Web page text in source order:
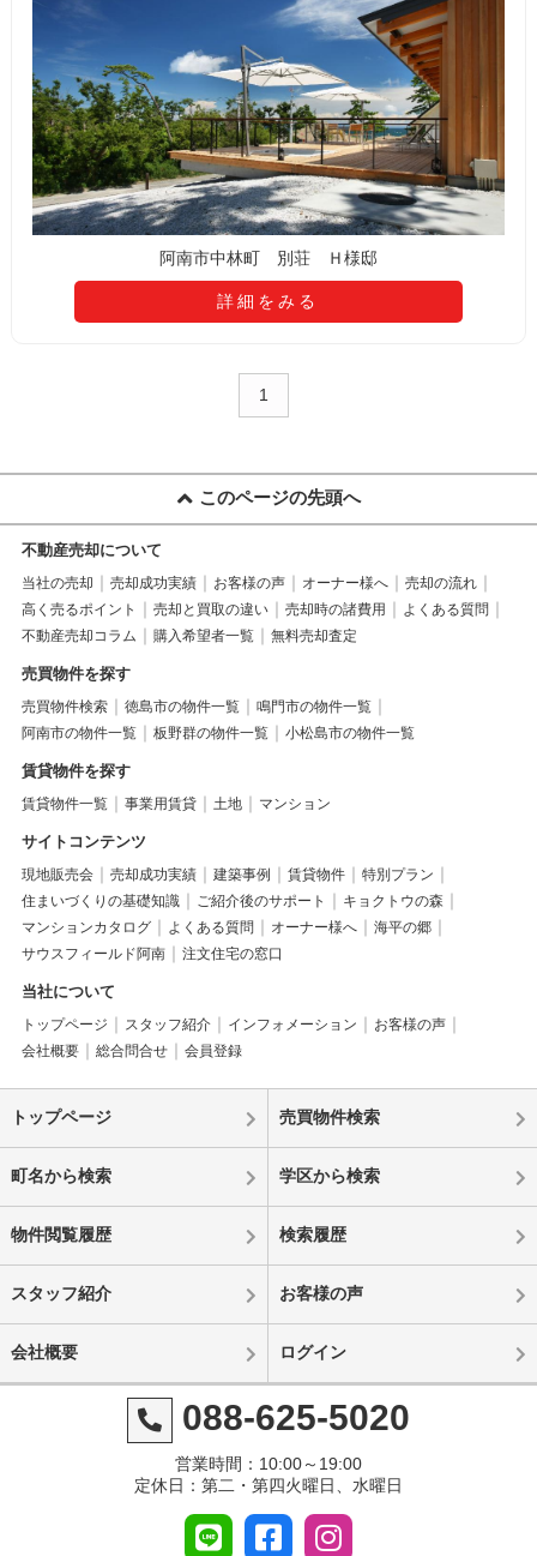
阿南市中林町 別荘 Ｈ様邸
詳細をみる
1
このページの先頭へ
不動産売却について
当社の売却 売却成功実績 お客様の声 オーナー様へ
売却の流れ
高く売るポイント
売却と買取の違い 売却時の諸費用
よくある質問
不動産売却コラム
購入希望者一覧 無料売却査定
売買物件を探す
売買物件検索 徳島市の物件一覧
鳴門市の物件一覧
阿南市の物件一覧
板野群の物件一覧 小松島市の物件一覧
賃貸物件を探す
賃貸物件一覧 事業用賃貸 土地 マンション
サイトコンテンツ
現地販売会 売却成功実績 建築事例 賃貸物件
特別プラン
住まいづくりの基礎知識
ご紹介後のサポート
キョクトウの森
マンションカタログ
よくある質問 オーナー様へ
海平の郷
サウスフィールド阿南
注文住宅の窓口
当社について
トップページ スタッフ紹介 インフォメーション
お客様の声
会社概要
総合問合せ 会員登録
トップページ 売買物件検索
町名から検索 学区から検索
物件閲覧履歴 検索履歴
スタッフ紹介 お客様の声
会社概要 ログイン
088-625-5020
営業時間：10:00～19:00
定休日：第二・第四火曜日、水曜日